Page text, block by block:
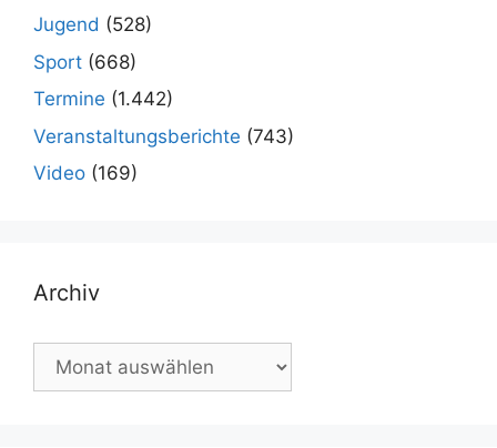
Jugend (528)
Sport (668)
Termine (1.442)
Veranstaltungsberichte (743)
Video (169)
Archiv
Archiv